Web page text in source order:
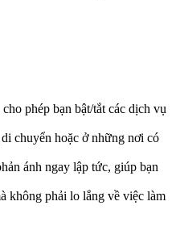
phép bạn bật/tắt các dịch vụ
chuyển hoặc ở những nơi có
ánh ngay lập tức, giúp bạn
không phải lo lắng về việc làm